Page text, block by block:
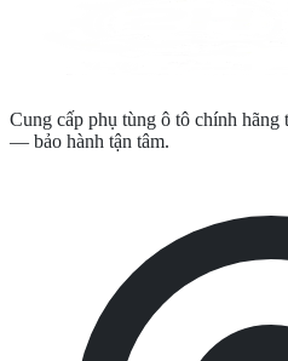
Cung cấp phụ tùng ô tô chính
— bảo hành tận tâm.